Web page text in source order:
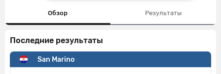
Обзор Результаты
Последние результаты
San Marino